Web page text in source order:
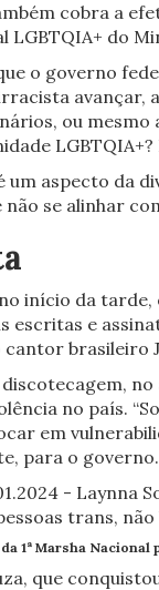
cobra a
LGBTQIA+ do
o governo
avançar,
ou
um aspecto da
se alinhar
início da tarde,
escritas e
cantor
no país.
em
para o
1ª Marsha
que